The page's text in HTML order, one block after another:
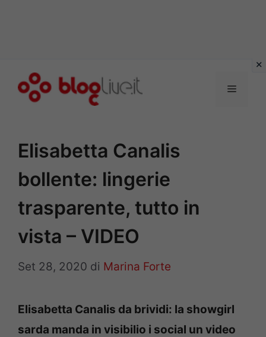
Menu
Elisabetta Canalis
bollente: lingerie
trasparente, tutto in
vista – VIDEO
Set 28, 2020 di Marina Forte
Elisabetta Canalis da brividi: la showgirl
sarda manda in visibilio i social un video